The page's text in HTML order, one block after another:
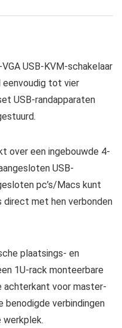
USB-KVM-schakelaar
eenvoudig tot vier
USB-randapparaten
over een ingebouwde 4-
USB-
pc’s/Macs kunt
direct met hen verbonden
plaatsings- en
1U-rack monteerbare
achterkant voor master-
benodigde verbindingen
werkplek.